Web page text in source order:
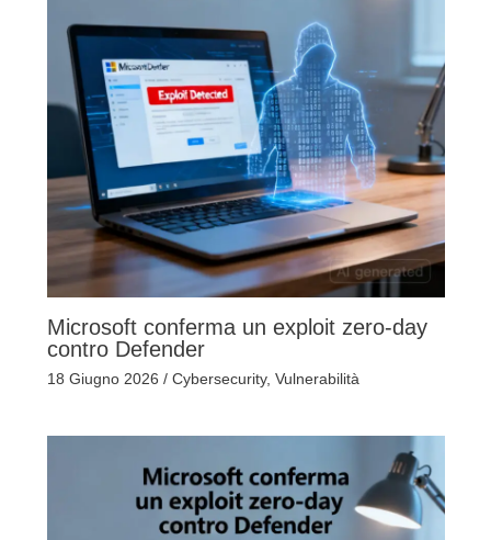
Microsoft conferma un exploit zero-day
contro Defender
18 Giugno 2026 / Cybersecurity, Vulnerabilità